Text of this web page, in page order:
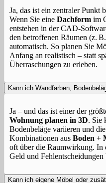
Ja, das ist ein zentraler Punkt
Wenn Sie eine Dachform im
entstehen in der CAD-
den betroffenen Räumen (z.
automatisch. So planen Sie
Anfang an realistisch – statt
Überraschungen zu erleben.
Kann ich Wandfarben,
Ja – und das ist einer der
Wohnung planen in 3D. Sie
Bodenbeläge variieren und
Kombinationen aus Boden +
oft über die Raumwirkung. In
Geld und
Kann ich eigene Möbel oder